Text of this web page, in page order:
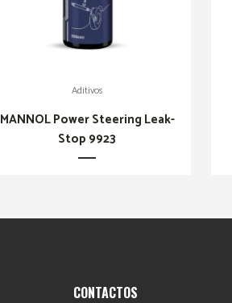
Aditivos
MANNOL Power Steering Leak-
Stop 9923
CONTACTOS